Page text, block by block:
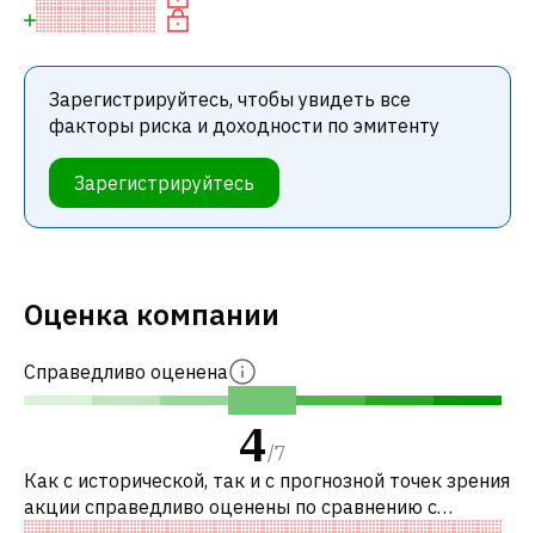
Зарегистрируйтесь, чтобы увидеть все
факторы риска и доходности по эмитенту
Зарегистрируйтесь
Оценка компании
Справедливо оценена
4/7
Как с исторической, так и с прогнозной точек зрения
акции справедливо оценены по сравнению с